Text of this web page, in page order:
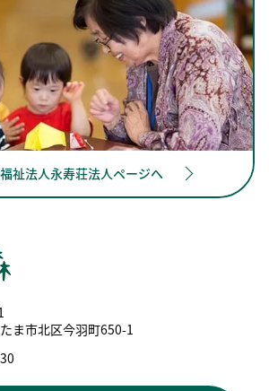
祉法人永寿荘法人ページへ
ま市北区今羽町650-1